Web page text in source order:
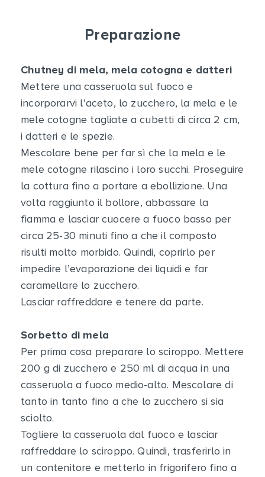
Preparazione
Chutney di mela, mela cotogna e datteri
Mettere una casseruola sul fuoco e
incorporarvi l’aceto, lo zucchero, la mela e le
mele cotogne tagliate a cubetti di circa 2 cm,
i datteri e le spezie.
Mescolare bene per far sì che la mela e le
mele cotogne rilascino i loro succhi. Proseguire
la cottura fino a portare a ebollizione. Una
volta raggiunto il bollore, abbassare la
fiamma e lasciar cuocere a fuoco basso per
circa 25-30 minuti fino a che il composto
risulti molto morbido. Quindi, coprirlo per
impedire l’evaporazione dei liquidi e far
caramellare lo zucchero.
Lasciar raffreddare e tenere da parte.
Sorbetto di mela
Per prima cosa preparare lo sciroppo. Mettere
200 g di zucchero e 250 ml di acqua in una
casseruola a fuoco medio-alto. Mescolare di
tanto in tanto fino a che lo zucchero si sia
sciolto.
Togliere la casseruola dal fuoco e lasciar
raffreddare lo sciroppo. Quindi, trasferirlo in
un contenitore e metterlo in frigorifero fino a